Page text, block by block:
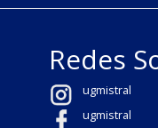
Redes
ugmistral
ugmistral